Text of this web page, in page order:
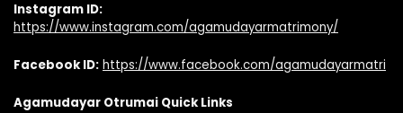
Instagram ID:
https://www.instagram.com/agamudayarmatrimony/
Facebook ID: https://www.facebook.com/agamudayarmatri
Agamudayar Otrumai Quick Links